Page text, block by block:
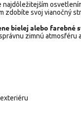
najdôležitejším
zdobíte svoj vianočný
bielej alebo farebné
zimnú atmosféru
exteriéru